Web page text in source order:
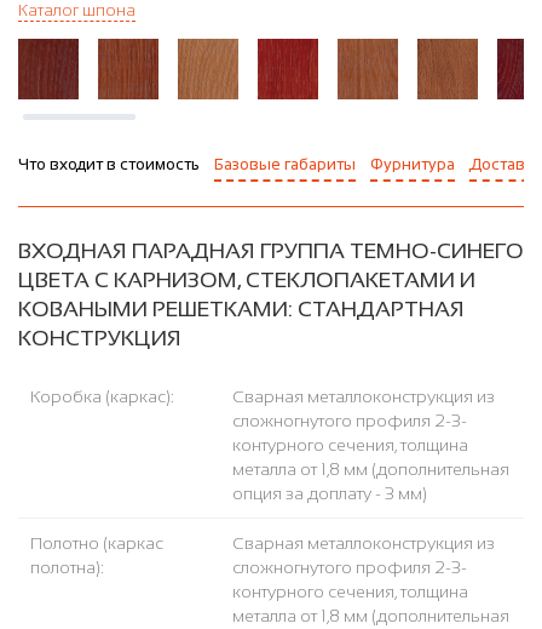
Каталог шпона
Что входит в стоимость Базовые габариты Фурнитура Доставка
ВХОДНАЯ ПАРАДНАЯ ГРУППА ТЕМНО-СИНЕГО
ЦВЕТА С КАРНИЗОМ, СТЕКЛОПАКЕТАМИ И
КОВАНЫМИ РЕШЕТКАМИ: СТАНДАРТНАЯ
КОНСТРУКЦИЯ
Коробка (каркас):
Сварная металлоконструкция из
сложногнутого профиля 2-3-
контурного сечения, толщина
металла от 1,8 мм (дополнительная
опция за доплату - 3 мм)
Полотно (каркас
полотна):
Сварная металлоконструкция из
сложногнутого профиля 2-3-
контурного сечения, толщина
металла от 1,8 мм (дополнительная